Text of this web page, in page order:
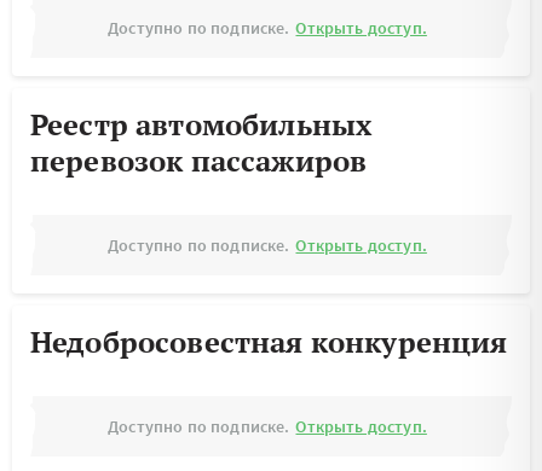
Доступно по подписке. Открыть доступ.
Реестр автомобильных
перевозок пассажиров
Доступно по подписке. Открыть доступ.
Недобросовестная конкуренция
Доступно по подписке. Открыть доступ.